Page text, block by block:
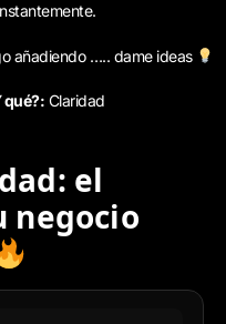
añadiendo ….. dame ideas
qué?: Claridad
el
negocio